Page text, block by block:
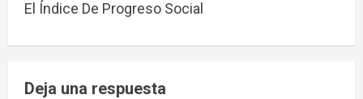
El Índice De Progreso Social
Deja una respuesta